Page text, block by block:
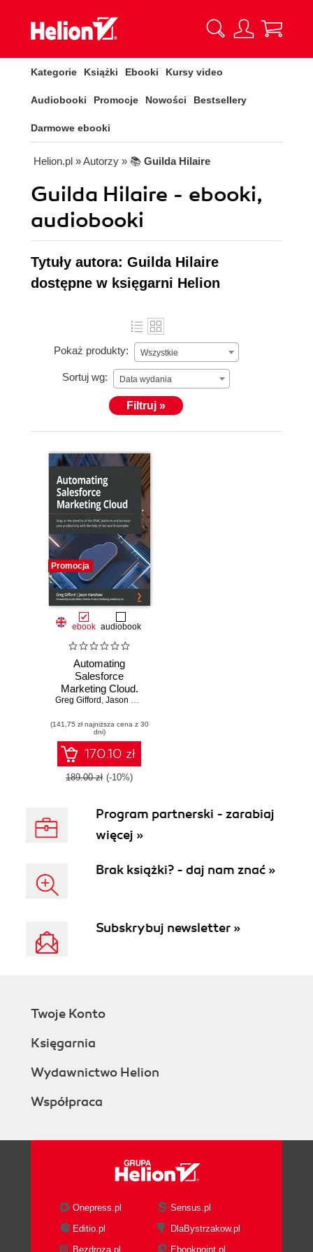
Kategorie Książki Ebooki Kursy video
Audiobooki Promocje Nowości Bestsellery
Darmowe ebooki
Helion.pl » Autorzy » 📚 Guilda Hilaire
Guilda Hilaire - ebooki,
audiobooki
Tytuły autora: Guilda Hilaire
dostępne w księgarni Helion
Pokaż produkty: Wszystkie
Sortuj wg: Data wydania
Filtruj »
Promocja
ebook audiobook
Automating
Salesforce
Marketing Cloud.
Reap all the
SFMC platform
and increase your
productivity with
the help of real-
world examples
Greg Gifford , Jason Hanshaw
(141,75 zł najniższa cena z 30
dni)
170.10 zł
189.00 zł (-10%)
Program partnerski - zarabiaj
więcej »
Brak książki? - daj nam znać »
Subskrybuj newsletter »
Twoje Konto
Księgarnia
Wydawnictwo Helion
Współpraca
Onepress.pl
Sensus.pl
Editio.pl
DlaBystrzakow.pl
Bezdroza.pl
Ebookpoint.pl